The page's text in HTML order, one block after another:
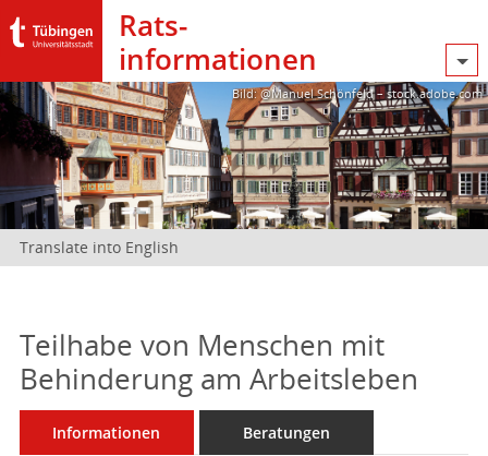
Rats­
informationen
Bild: @Manuel Schönfeld – stock.adobe.com
Translate into English
Teilhabe von Menschen mit
Behinderung am Arbeitsleben
Informationen Beratungen